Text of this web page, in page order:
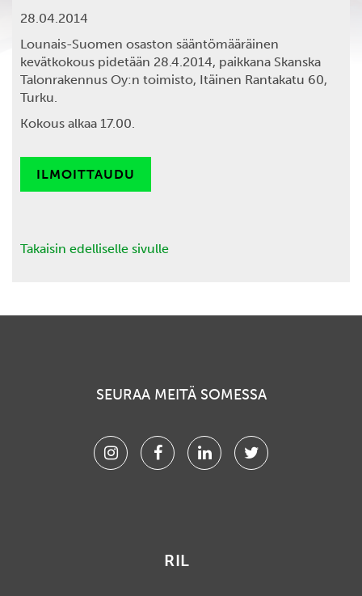
28.04.2014
Lounais-Suomen osaston sääntömääräinen
kevätkokous pidetään 28.4.2014, paikkana Skanska
Talonrakennus Oy:n toimisto, Itäinen Rantakatu 60,
Turku.
Kokous alkaa 17.00.
ILMOITTAUDU
Takaisin edelliselle sivulle
SEURAA MEITÄ SOMESSA
InstagramFacebookLinkedinTwitter
RIL